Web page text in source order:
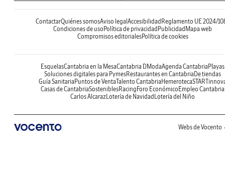
ContactarQuiénes somosAviso legal Accesibilidad Reglamento UE 2024/
Condiciones de uso Política de privacidad Publicidad Mapa web
Compromisos editorialesPolítica de cookies
EsquelasCantabria en la MesaCantabria DModaAgenda Cantabria Playas
Soluciones digitales para PymesRestaurantes en Cantabria De tiendas
Guía Sanitaria Puntos de VentaTalento Cantabria Hemeroteca
Casas de CantabriaSosteniblesRacing Foro Económico Empleo Cantabria
Carlos AlcarazLotería de Navidad Lotería del Niño
Webs de Vocento